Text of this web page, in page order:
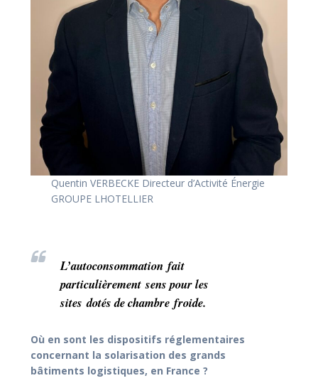
Quentin VERBECKE Directeur d’Activité Énergie
GROUPE LHOTELLIER
L’autoconsommation fait
particulièrement sens pour les
sites dotés de chambre froide.
Où en sont les dispositifs réglementaires
concernant la solarisation des grands
bâtiments logistiques, en France ?